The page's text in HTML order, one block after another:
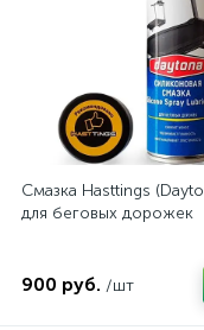
Смазка Hasttings
для беговых дорожек
900 руб. /шт